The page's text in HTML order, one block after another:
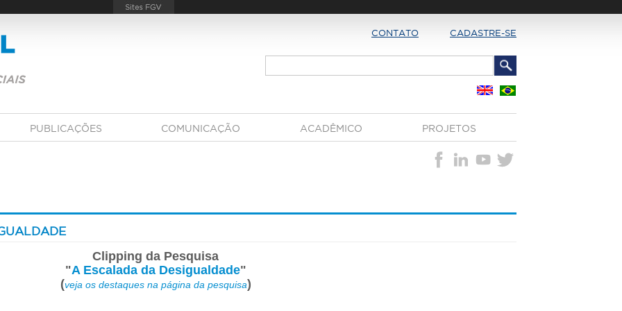
CONTATO CADASTRE-SE
PUBLICAÇÕES COMUNICAÇÃO ACADÊMICO PROJETOS
Clipping da Pesquisa
"A Escalada da Desigualdade"
(veja os destaques na página da pesquisa)